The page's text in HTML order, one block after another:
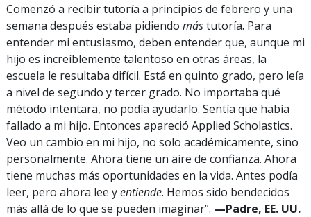
Comenzó a recibir tutoría a principios de febrero y una
semana después estaba pidiendo mástutoría. Para
entender mi entusiasmo, deben entender que, aunque mi
hijo es increíblemente talentoso en otras áreas, la
escuela le resultaba difícil. Está en quinto grado, pero leía
a nivel de segundo y tercer grado. No importaba qué
método intentara, no podía ayudarlo. Sentía que había
fallado a mi hijo. Entonces apareció Applied Scholastics.
Veo un cambio en mi hijo, no solo académicamente, sino
personalmente. Ahora tiene un aire de confianza. Ahora
tiene muchas más oportunidades en la vida. Antes podía
leer, pero ahora lee yentiende. Hemos sido bendecidos
más allá de lo que se pueden imaginar”. —Padre, EE. UU.